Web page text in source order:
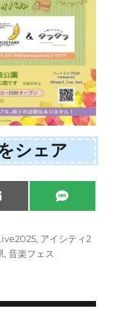
シェア
Share
on
E
m
i
l
Share
on
S
M
, アイシティ2
,音楽フェス